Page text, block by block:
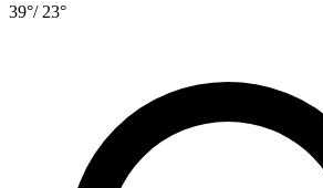
39°/ 23°